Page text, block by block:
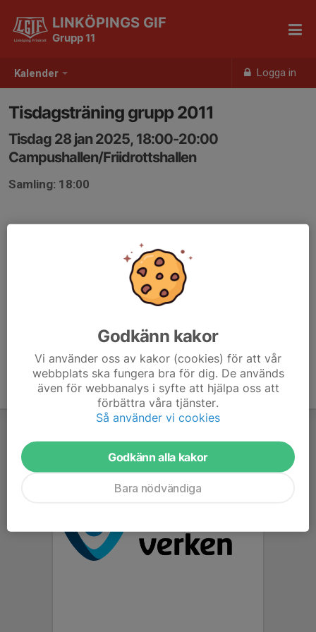
Kalender Logga in
LINKÖPINGS GIF
Grupp 11
Tisdagsträning grupp 2011
Tisdag 28 jan 2025, 18:00-20:00
Campushallen/Friidrottshallen
Samling: 18:00
Godkänn kakor
Vi använder oss av kakor (cookies) för att vår
webbplats ska fungera bra för dig. De används
även för webbanalys i syfte att hjälpa oss att
förbättra våra tjänster.
Så använder vi cookies
Godkänn alla kakor
Bara nödvändiga